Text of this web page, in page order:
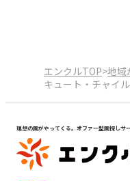
エンクルTOP>地域
キュート・チャイ
理想の園がやってくる。オファー型園探しサ